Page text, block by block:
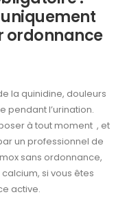
ordonnance
la quinidine, douleurs
pendant l’urination.
à tout moment , et
un professionnel de
sans ordonnance,
si vous êtes
active.